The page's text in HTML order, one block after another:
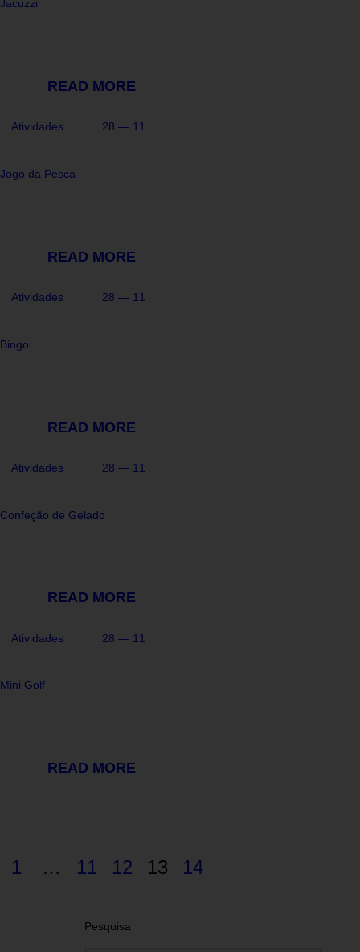
Jacuzzi
READ MORE
Atividades 28 — 11
Jogo da Pesca
READ MORE
Atividades 28 — 11
Bingo
READ MORE
Atividades 28 — 11
Confeção de Gelado
READ MORE
Atividades 28 — 11
Mini Golf
READ MORE
1 … 11 12 13 14
Pesquisa